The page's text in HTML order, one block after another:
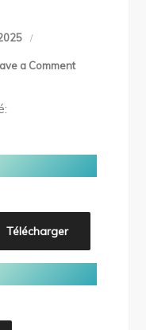
a Commenton
+
corrigé
Télécharger